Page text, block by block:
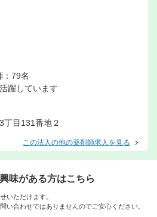
：79名
躍しています
丁目131番地２
この法人の他の薬剤師求人を見る
味がある方はこちら
いただけます。
い合わせではありませんのでご安心ください。